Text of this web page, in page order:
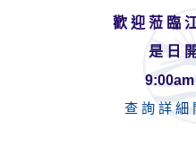
歡 迎 蒞 臨
是 日
查 詢 詳 細